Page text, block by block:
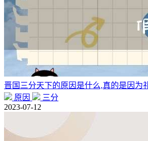
晋国三分天下的原因是什么,真的是因为
原因
三分
2023-07-12